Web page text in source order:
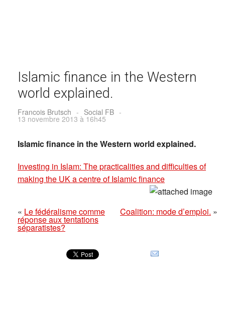
Islamic finance in the Western
world explained.
Francois Brutsch - Social FB -
13 novembre 2013 à 16h45
Islamic finance in the Western world explained.
Investing in Islam: The practicalities and difficulties of
making the UK a centre of Islamic finance
« Le fédéralisme comme
réponse aux tentations
séparatistes?
Coalition: mode d’emploi. »